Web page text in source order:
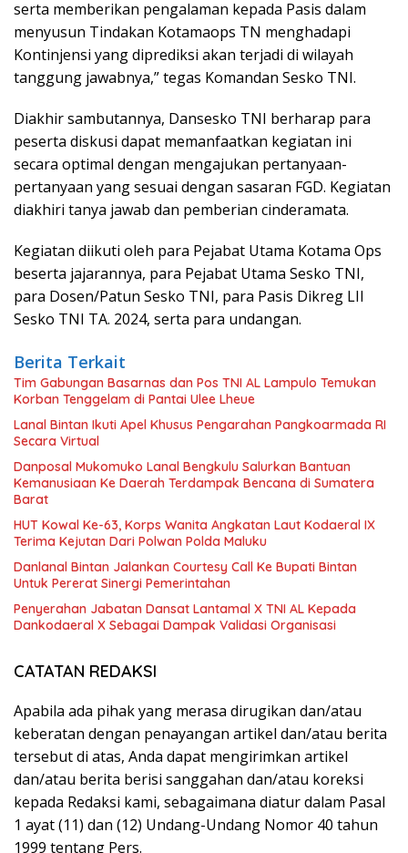
serta memberikan pengalaman kepada Pasis dalam
menyusun Tindakan Kotamaops TN menghadapi
Kontinjensi yang diprediksi akan terjadi di wilayah
tanggung jawabnya,” tegas Komandan Sesko TNI.
Diakhir sambutannya, Dansesko TNI berharap para
peserta diskusi dapat memanfaatkan kegiatan ini
secara optimal dengan mengajukan pertanyaan-
pertanyaan yang sesuai dengan sasaran FGD. Kegiatan
diakhiri tanya jawab dan pemberian cinderamata.
Kegiatan diikuti oleh para Pejabat Utama Kotama Ops
beserta jajarannya, para Pejabat Utama Sesko TNI,
para Dosen/Patun Sesko TNI, para Pasis Dikreg LII
Sesko TNI TA. 2024, serta para undangan.
Berita Terkait
Tim Gabungan Basarnas dan Pos TNI AL Lampulo Temukan
Korban Tenggelam di Pantai Ulee Lheue
Lanal Bintan Ikuti Apel Khusus Pengarahan Pangkoarmada RI
Secara Virtual
Danposal Mukomuko Lanal Bengkulu Salurkan Bantuan
Kemanusiaan Ke Daerah Terdampak Bencana di Sumatera
Barat
HUT Kowal Ke-63, Korps Wanita Angkatan Laut Kodaeral IX
Terima Kejutan Dari Polwan Polda Maluku
Danlanal Bintan Jalankan Courtesy Call Ke Bupati Bintan
Untuk Pererat Sinergi Pemerintahan
Penyerahan Jabatan Dansat Lantamal X TNI AL Kepada
Dankodaeral X Sebagai Dampak Validasi Organisasi
CATATAN REDAKSI
Apabila ada pihak yang merasa dirugikan dan/atau
keberatan dengan penayangan artikel dan/atau berita
tersebut di atas, Anda dapat mengirimkan artikel
dan/atau berita berisi sanggahan dan/atau koreksi
kepada Redaksi kami, sebagaimana diatur dalam Pasal
1 ayat (11) dan (12) Undang-Undang Nomor 40 tahun
1999 tentang Pers.